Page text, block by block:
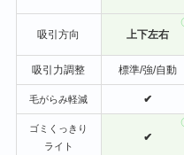
吸引方向 上下左右
吸引力調整 標準/強/自動
毛がらみ軽減 ✔
ゴミくっきり
ライト
✔